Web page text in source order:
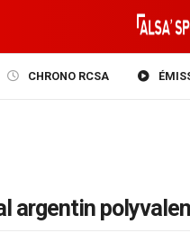
CHRONO RCSA
argentin